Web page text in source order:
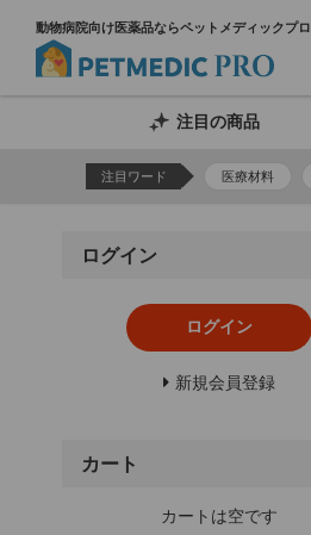
動物病院向け医薬品ならペットメディックプロ
注目の商品
注目ワード 医療材料
ログイン
ログイン
新規会員登録
カート
カートは空です